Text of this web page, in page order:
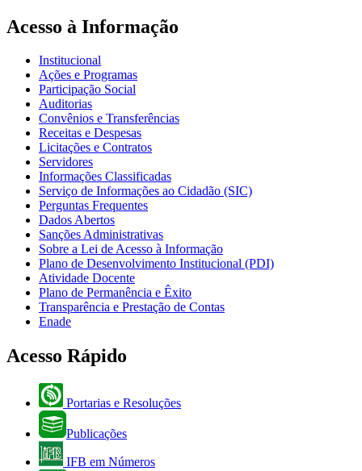
Acesso à Informação
Institucional
Ações e Programas
Participação Social
Auditorias
Convênios e Transferências
Receitas e Despesas
Licitações e Contratos
Servidores
Informações Classificadas
Serviço de Informações ao Cidadão (SIC)
Perguntas Frequentes
Dados Abertos
Sanções Administrativas
Sobre a Lei de Acesso à Informação
Plano de Desenvolvimento Institucional (PDI)
Atividade Docente
Plano de Permanência e Êxito
Transparência e Prestação de Contas
Enade
Acesso Rápido
Portarias e Resoluções
Publicações
IFB em Números